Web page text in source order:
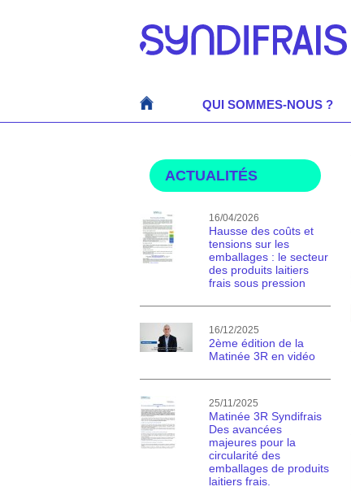
QUI SOMMES-NOUS ?
ACTUALITÉS
16/04/2026
Hausse des coûts et
tensions sur les
emballages : le secteur
des produits laitiers
frais sous pression
16/12/2025
2ème édition de la
Matinée 3R en vidéo
25/11/2025
Matinée 3R Syndifrais
Des avancées
majeures pour la
circularité des
emballages de produits
laitiers frais.